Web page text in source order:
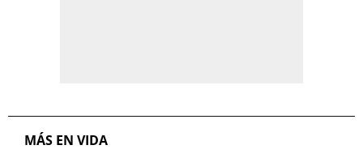
MÁS EN VIDA